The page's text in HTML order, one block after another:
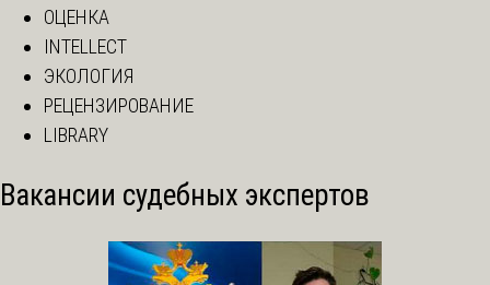
ОЦЕНКА
INTELLECT
ЭКОЛОГИЯ
РЕЦЕНЗИРОВАНИЕ
LIBRARY
Вакансии судебных экспертов